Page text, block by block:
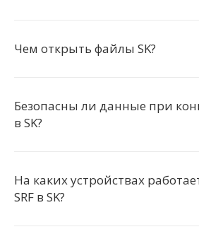
Чем открыть файлы SK?
Безопасны ли данные при
в SK?
На каких устройствах
SRF в SK?